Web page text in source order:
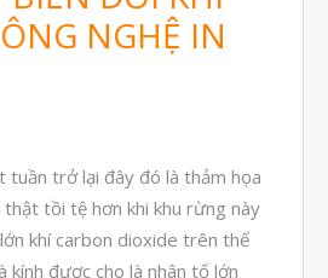
Tháng Hai 2024
Tháng Mười 2023
Tháng Chín 2023
NGHỆ IN
tuần trở lại đây đó là thảm họa
tồi tệ hơn khi khu rừng này
khí carbon dioxide trên thế
kính được cho là nhân tố lớn